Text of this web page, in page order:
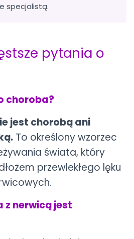
specjalistą.
pytania o
choroba?
jest chorobą ani
To określony wzorzec
świata, który
przewlekłego lęku
z nerwicą jest